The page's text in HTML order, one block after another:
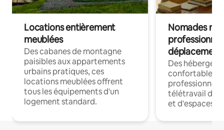
Locations entièrement
meublées
Des cabanes de montagne
paisibles aux appartements
urbains pratiques, ces
locations meublées offrent
tous les équipements d'un
logement standard.
Nomades
déplacement
Des
confortables
professionnels
télétravail
et d'espaces